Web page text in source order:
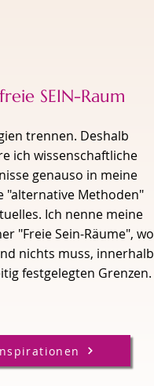
SEIN-Raum
trennen. Deshalb
ich wissenschaftliche
genauso in meine
"alternative Methoden"
Ich nenne meine
"Freie Sein-Räume", wo
nichts muss, innerhalb
festgelegten Grenzen.